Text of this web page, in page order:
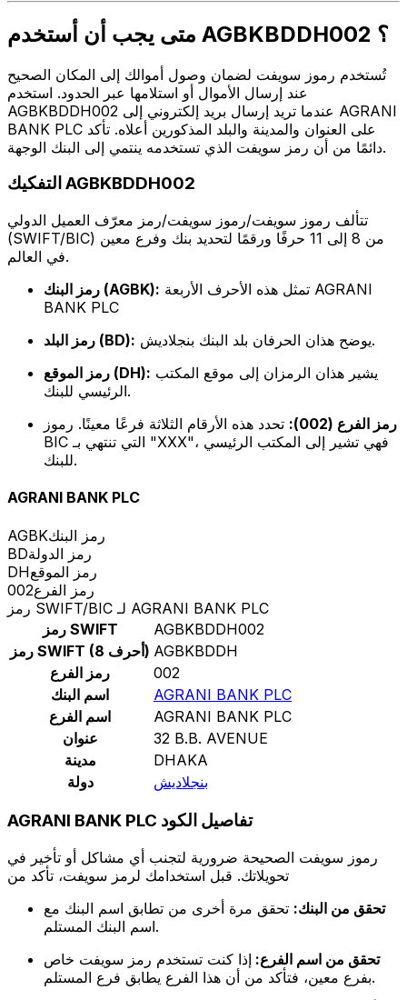
متى يجب أن أستخدم AGBKBDDH002 ؟
تُستخدم رموز سويفت لضمان وصول أموالك إلى المكان الصحيح
عند إرسال الأموال أو استلامها عبر الحدود. استخدم
AGBKBDDH002 عندما تريد إرسال بريد إلكتروني إلى AGRANI
BANK PLC على العنوان والمدينة والبلد المذكورين أعلاه. تأكد
دائمًا من أن رمز سويفت الذي تستخدمه ينتمي إلى البنك الوجهة.
التفكيك AGBKBDDH002
تتألف رموز سويفت/رموز سويفت/رمز معرّف العميل الدولي
(SWIFT/BIC) من 8 إلى 11 حرفًا ورقمًا لتحديد بنك وفرع معين
في العالم.
رمز البنك (AGBK):
BANK PLC
رمز البلد (BD):
يوضح هذان الحرفان بلد البنك بنجلاديش.
رمز الموقع (DH):
الرئيسي للبنك.
رمز الفرع (002):
تحدد هذه الأرقام الثلاثة فرعًا معينًا. رموز
BIC التي تنتهي بـ "XXX"، فهي تشير إلى المكتب الرئيسي
للبنك.
AGRANI BANK PLC
AGBKرمز البنك
BDرمز الدولة
DHرمز الموقع
002رمز الفرع
رمز SWIFT/BIC لـ AGRANI BANK PLC
رمز SWIFT
AGBKBDDH002
رمز SWIFT (8 أحرف) AGBKBDDH
رمز الفرع
002
اسم البنك
AGRANI BANK PLC
اسم الفرع
AGRANI BANK PLC
عنوان
32 B.B. AVENUE
مدينة
DHAKA
دولة
بنجلاديش
AGRANI BANK PLC تفاصيل الكود
رموز سويفت الصحيحة ضرورية لتجنب أي مشاكل أو تأخير في
تحويلاتك. قبل استخدامك لرمز سويفت، تأكد من
تحقق من البنك: تحقق مرة أخرى من تطابق اسم البنك مع
اسم البنك المستلم.
تحقق من اسم الفرع: إذا كنت تستخدم رمز سويفت خاص
بفرع معين، فتأكد من أن هذا الفرع يطابق فرع المستلم.